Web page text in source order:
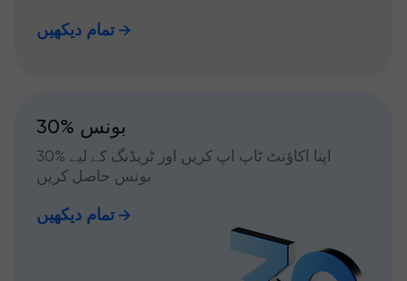
تمام دیکھیں
30% بونس
اپنا اکاؤنٹ ٹاپ اپ کریں اور ٹریڈنگ کے لیے %30
بونس حاصل کریں
تمام دیکھیں